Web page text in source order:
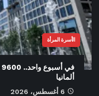
الأسرة المرأة
ألمانيا
6 أغسطس، 2026